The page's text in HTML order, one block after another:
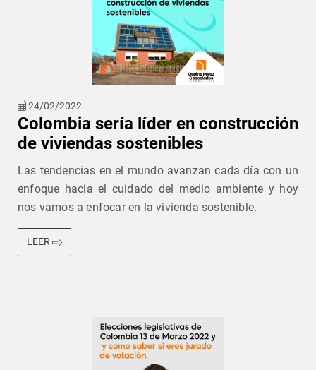
24/02/2022
Colombia sería líder en construcción
de viviendas sostenibles
Las tendencias en el mundo avanzan cada día con un
enfoque hacia el cuidado del medio ambiente y hoy
nos vamos a enfocar en la vivienda sostenible.
LEER